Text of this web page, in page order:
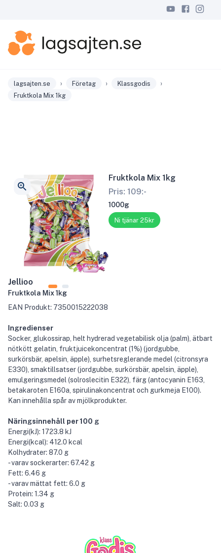
lagsajten.se › Företag › Klassgodis ›
Fruktkola Mix 1kg
Fruktkola Mix 1kg
Pris: 109:-
1000g
Ni tjänar 25kr
Jellioo
Fruktkola Mix 1kg
EAN Produkt: 7350015222038
Ingredienser
Socker, glukossirap, helt hydrerad vegetabilisk olja (palm), ätbart
nötkött gelatin, fruktjuicekoncentrat (1%) (jordgubbe,
surkörsbär, apelsin, äpple), surhetsreglerande medel (citronsyra
E330), smaktillsatser (jordgubbe, surkörsbär, apelsin, äpple),
emulgeringsmedel (solroslecitin E322), färg (antocyanin E163,
betakaroten E160a, spirulinakoncentrat och gurkmeja E100).
Kan innehålla spår av mjölkprodukter.
Näringsinnehåll per 100 g
Energi(kJ): 1723.8 kJ
Energi(kcal): 412.0 kcal
Kolhydrater: 87.0 g
- varav sockerarter: 67.42 g
Fett: 6.46 g
- varav mättat fett: 6.0 g
Protein: 1.34 g
Salt: 0.03 g